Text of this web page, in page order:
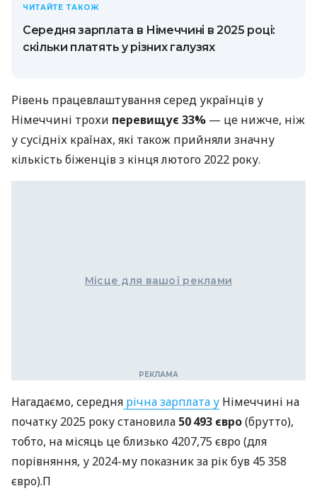
ЧИТАЙТЕ ТАКОЖ
Середня зарплата в Німеччині в 2025 році:
скільки платять у різних галузях
Рівень працевлаштування серед українців у
Німеччині трохи перевищує 33% — це нижче, ніж
у сусідніх країнах, які також прийняли значну
кількість біженців з кінця лютого 2022 року.
Місце для вашої реклами
Нагадаємо, середня річна зарплата у Німеччині на
початку 2025 року становила 50 493 євро(брутто),
тобто, на місяць це близько 4207,75 євро (для
порівняння, у 2024-му показник за рік був 45 358
євро).П